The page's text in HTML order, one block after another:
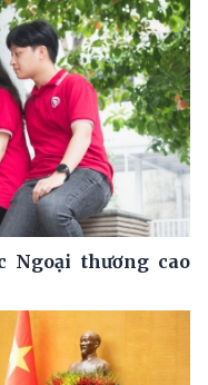
Ngoại thương cao